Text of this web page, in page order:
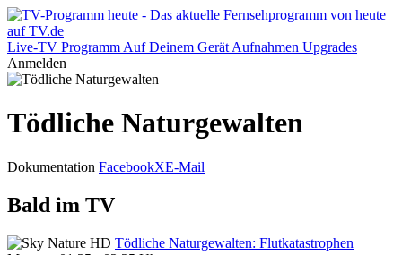
Live-TV Programm Auf Deinem Gerät Aufnahmen Upgrades
Anmelden
Tödliche Naturgewalten
Dokumentation FacebookXE-Mail
Bald im TV
Tödliche Naturgewalten: Flutkatastrophen